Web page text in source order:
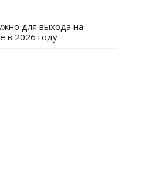
для выхода на
в 2026 году